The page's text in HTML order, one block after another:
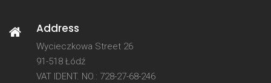
Address
Wycieczkowa Street 26
91-518 Łódź
VAT IDENT. NO.: 728-27-68-246